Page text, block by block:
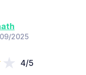
2025
4/5